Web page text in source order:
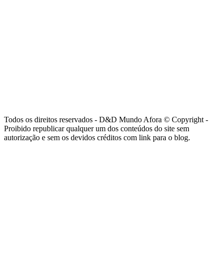
Todos os direitos reservados - D&D Mundo Afora © Copyright -
Proibido republicar qualquer um dos conteúdos do site sem
autorização e sem os devidos créditos com link para o blog.